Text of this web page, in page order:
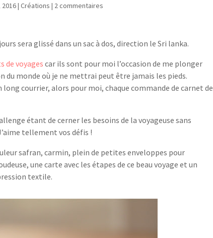
2016|Créations | 2 commentaires
sera glissé dans un sac à dos, direction le Sri lanka.
de voyagescar ils sont pour moi l’occasion de me plonger
du monde où je ne mettrai peut être jamais les pieds.
long courrier, alors pour moi, chaque commande de carnet de
étant de cerner les besoins de la voyageuse sans
tellement vos défis !
safran, carmin, plein de petites enveloppes pour
une carte avec les étapes de ce beau voyage et un
textile.